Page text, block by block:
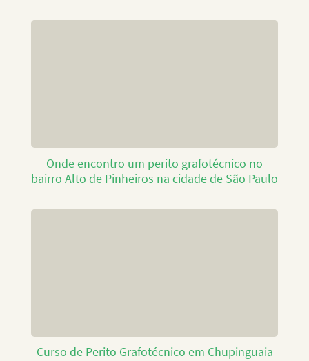
Onde encontro um perito grafotécnico no
bairro Alto de Pinheiros na cidade de São Paulo
Curso de Perito Grafotécnico em Chupinguaia